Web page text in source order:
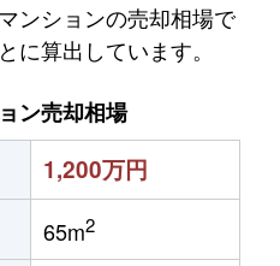
ンションの売却相場で
に算出しています。
ン売却相場
1,200万円
65m2